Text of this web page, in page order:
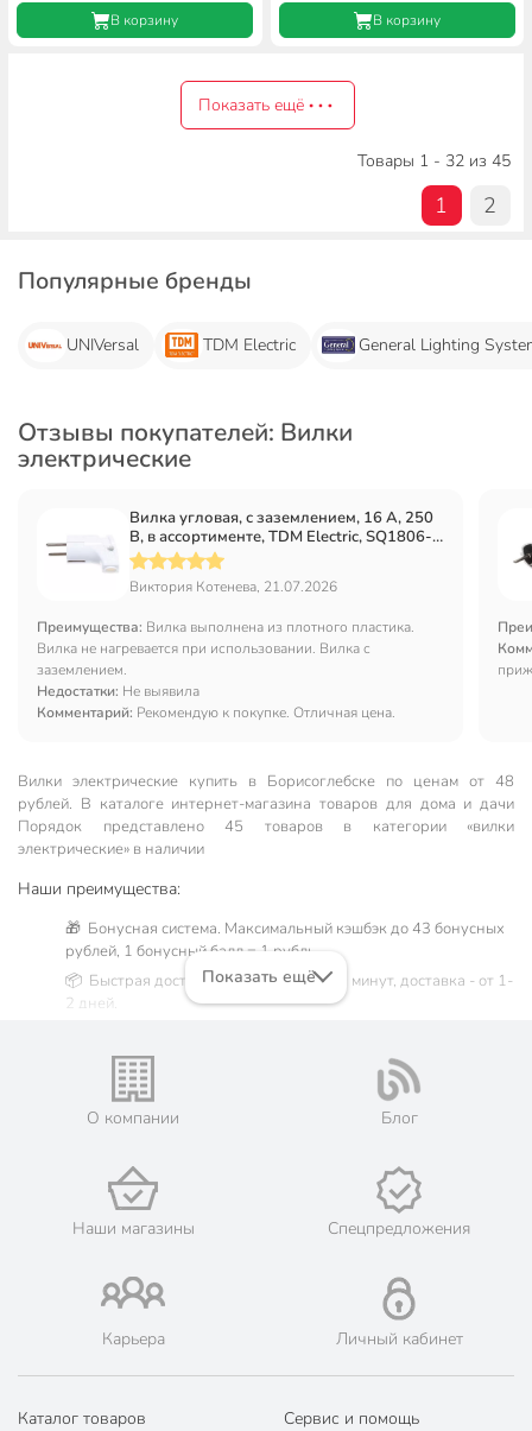
В корзину В корзину
Показать ещё
Товары 1 - 32 из 45
1 2
Популярные бренды
UNIVersal TDM Electric General Lighting
Отзывы покупателей: Вилки
электрические
Вилка угловая, с заземлением, 16 А, 250
В, в ассортименте, TDM Electric, SQ1806-
0007
Виктория Котенева, 21.07.2026
Преимущества: Вилка выполнена из плотного пластика.
Вилка не нагревается при использовании. Вилка с
заземлением.
Недостатки: Не выявила
Комментарий: Рекомендую к покупке. Отличная цена.
Вилки электрические купить в Борисоглебске по ценам от 48
рублей. В каталоге интернет-магазина товаров для дома и дачи
Порядок представлено 45 товаров в категории «вилки
электрические» в наличии
Наши преимущества:
🎁 Бонусная система. Максимальный кэшбэк до 43 бонусных
рублей, 1 бонусный балл = 1 рубль.
📦 Быстрая доставка. Самовывоз от 60 минут, доставка - от 1-
2 дней.
Жители Воронежской области могут сделать заказ и оплатить
его онлайн на официальном сайте сети магазинов Порядок.
Мы предлагаем бесплатную курьерскую доставку для товара
«вилки электрические» при заказе от 3000 рублей в такие
💳 Оплата: онлайн на сайте интернет-гипермаркета или
наличными при получении.
🛍 Скидки, акции, распродажи каждый день!
Порядок - официальный представитель ведущих мировых
марок.
Показать ещё
О компании Блог
Наши магазины Спецпредложения
Карьера Личный кабинет
Каталог товаров Сервис и помощь